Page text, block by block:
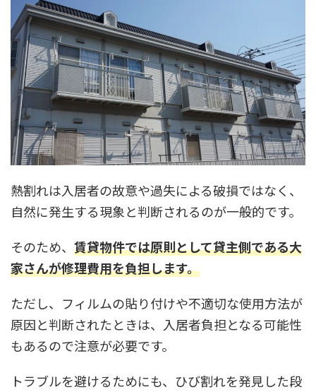
熱割れは入居者の故意や過失による破損ではなく、
自然に発生する現象と判断されるのが一般的です。
そのため、 賃貸物件では原則として貸主側である大
家さんが修理費用を負担します。
ただし、フィルムの貼り付けや不適切な使用方法が
原因と判断されたときは、入居者負担となる可能性
もあるので注意が必要です。
トラブルを避けるためにも、ひび割れを発見した段